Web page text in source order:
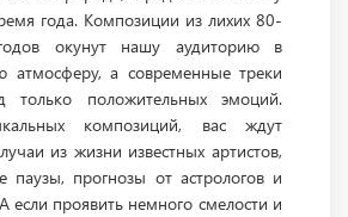
года. Композиции из лихих 80-
окунут нашу аудиторию в
атмосферу, а современные треки
только положительных эмоций.
композиций, вас ждут
из жизни известных артистов,
паузы, прогнозы от астрологов и
если проявить немного смелости и